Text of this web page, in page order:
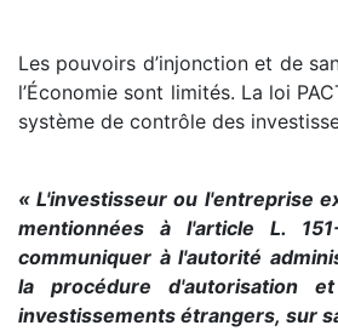
Les pouvoirs d’injonction et de
l’Économie sont limités. La loi
système de contrôle des
« L'investisseur ou l'entreprise
mentionnées à l'article L.
communiquer à l'autorité
la procédure d'autorisation
investissements étrangers, sur